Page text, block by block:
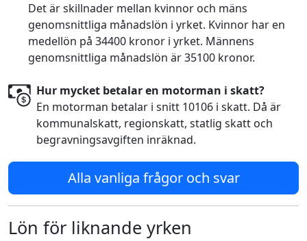
Det är skillnader mellan kvinnor och mäns
genomsnittliga månadslön i yrket. Kvinnor har en
medellön på 34400 kronor i yrket. Männens
genomsnittliga månadslön är 35100 kronor.
Hur mycket betalar en motorman i skatt?
En motorman betalar i snitt 10106 i skatt. Då är
kommunalskatt, regionskatt, statlig skatt och
begravningsavgiften inräknad.
Alla vanliga frågor och svar
Lön för liknande yrken